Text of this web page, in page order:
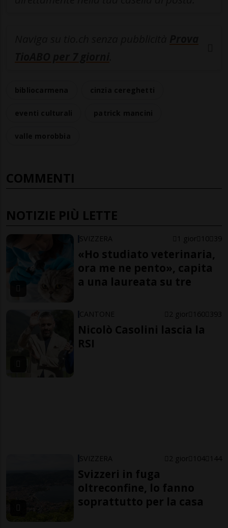
COMMENTI
NOTIZIE PIÙ LETTE
SVIZZERA 1 gior 10 39
«Ho studiato veterinaria,
ora me ne pento», capita
a una laureata su tre
CANTONE 2 gior 160 393
Nicolò Casolini lascia la
RSI
SVIZZERA 2 gior 104 144
Svizzeri in fuga
oltreconfine, lo fanno
soprattutto per la casa